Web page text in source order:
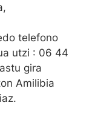
telefono
utzi : 06 44
gira
Amilibia